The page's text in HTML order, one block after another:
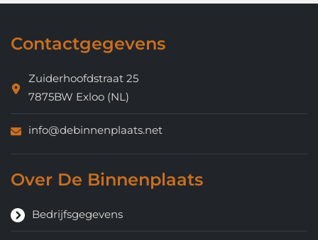
Contactgegevens
Zuiderhoofdstraat 25
7875BW Exloo (NL)
info@debinnenplaats.net
Over De Binnenplaats
Bedrijfsgegevens